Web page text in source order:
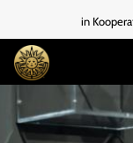
in